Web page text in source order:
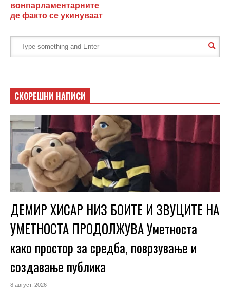
вонпарламентарните
де факто се укинуваат
СКОРЕШНИ НАПИСИ
ДЕМИР ХИСАР НИЗ БОИТЕ И ЗВУЦИТЕ НА
УМЕТНОСТА ПРОДОЛЖУВА Уметноста
како простор за средба, поврзување и
создавање публика
8 август, 2026